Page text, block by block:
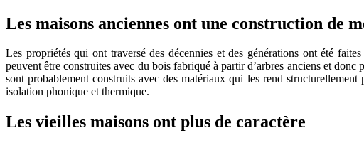
Les maisons anciennes ont une construction de
Les propriétés qui ont traversé des décennies et des générations ont été
peuvent être construites avec du bois fabriqué à partir d’arbres anciens et
sont probablement construits avec des matériaux qui les rend
isolation phonique et thermique.
Les vieilles maisons ont plus de caractère